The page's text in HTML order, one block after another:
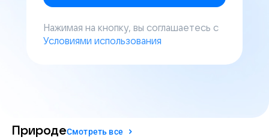
Нажимая на кнопку, вы соглашаетесь с
Условиями использования
ПриродеСмотреть все